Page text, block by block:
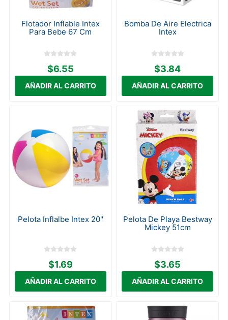
Flotador Inflable Intex
Para Bebe 67 Cm
$6.55
Bomba De Aire Electrica
Intex
$3.84
Pelota Inflalbe Intex 20"
$1.69
Pelota De Playa Bestway
Mickey 51cm
$3.65